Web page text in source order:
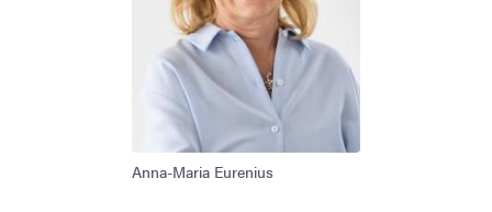
Anna-Maria Eurenius